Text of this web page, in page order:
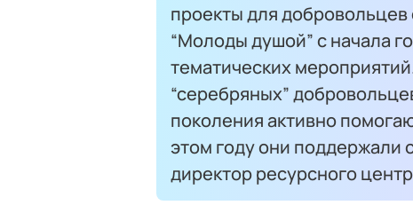
проекты для добровольцев
“Молоды душой” с начала
тематических
“серебряных”
поколения активно
этом году они поддержали
директор ресурсного